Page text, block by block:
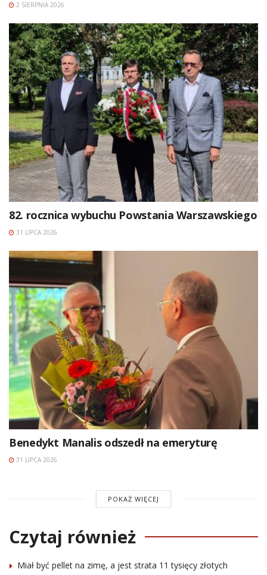
2 SIERPNIA 2026
82. rocznica wybuchu Powstania Warszawskiego
31 LIPCA 2026
Benedykt Manalis odszedł na emeryturę
31 LIPCA 2026
POKAŻ WIĘCEJ
Czytaj również
Miał być pellet na zimę, a jest strata 11 tysięcy złotych